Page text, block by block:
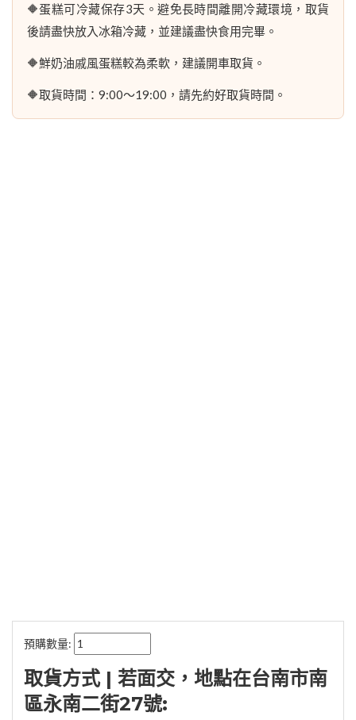
🔶蛋糕可冷藏保存3天。避免長時間離開冷藏環境，取貨
後請盡快放入冰箱冷藏，並建議盡快食用完畢。
🔶鮮奶油戚風蛋糕較為柔軟，建議開車取貨。
🔶取貨時間：9:00～19:00，請先約好取貨時間。
預購數量:
取貨方式 | 若面交，地點在台南市南
區永南二街27號: